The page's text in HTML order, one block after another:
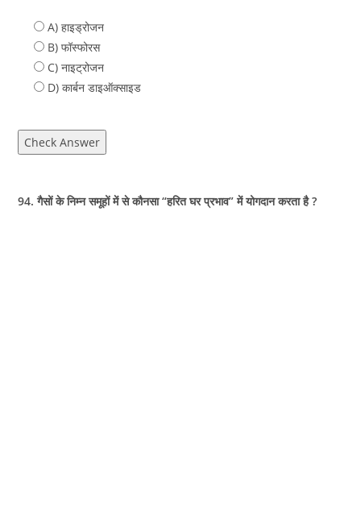
A) हाइड्रोजन
B) फॉस्फोरस
C) नाइट्रोजन
D) कार्बन डाइऑक्साइड
Check Answer
94. गैसों के निम्न समूहों में से कौनसा “हरित घर प्रभाव” में योगदान करता है ?